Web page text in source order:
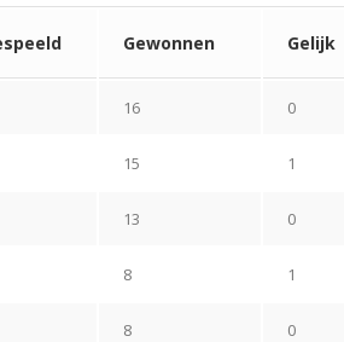
Gewonnen Gelijk
16 0
15 1
13 0
8 1
8 0